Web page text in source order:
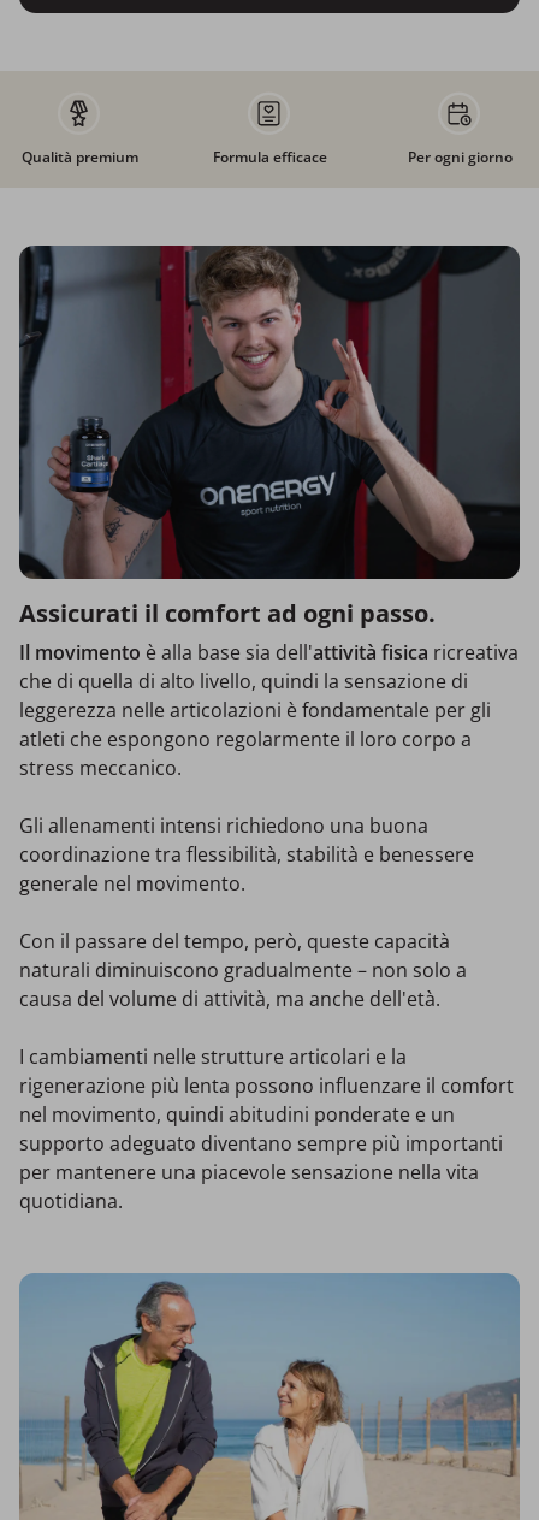
Qualità premium Formula efficace Per ogni giorno
Assicurati il comfort ad ogni passo.
Il movimento è alla base sia dell'attività fisica ricreativa
che di quella di alto livello, quindi la sensazione di
leggerezza nelle articolazioni è fondamentale per gli
atleti che espongono regolarmente il loro corpo a
stress meccanico.
Gli allenamenti intensi richiedono una buona
coordinazione tra flessibilità, stabilità e benessere
generale nel movimento.
Con il passare del tempo, però, queste capacità
naturali diminuiscono gradualmente – non solo a
causa del volume di attività, ma anche dell'età.
I cambiamenti nelle strutture articolari e la
rigenerazione più lenta possono influenzare il comfort
nel movimento, quindi abitudini ponderate e un
supporto adeguato diventano sempre più importanti
per mantenere una piacevole sensazione nella vita
quotidiana.